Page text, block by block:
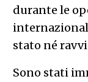
durante le
stato né
Sono stati